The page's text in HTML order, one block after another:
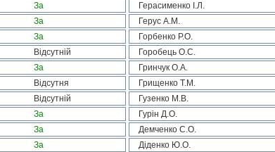
За Герасименко І.Л.
За Герус А.М.
За Горбенко Р.О.
Відсутній Горобець О.С.
За Гринчук О.А.
Відсутня Грищенко Т.М.
Відсутній Гузенко М.В.
За Гурін Д.О.
За Демченко С.О.
За Діденко Ю.О.